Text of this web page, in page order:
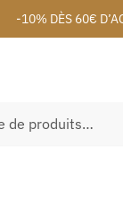
-10% DÈS 60€